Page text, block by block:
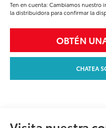
Ten en cuenta: Cambiamos nuestro
la distribuidora para confirmar la
OBTÉN
CHATEA